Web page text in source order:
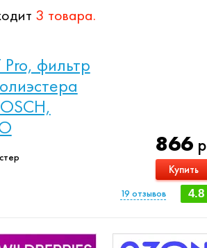
3 товара.
Pro, фильтр
866
Купить
4.8
19 отзывов